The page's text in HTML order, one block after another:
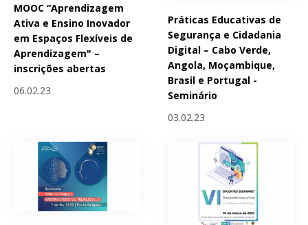
MOOC “Aprendizagem
Ativa e Ensino Inovador
em Espaços Flexíveis de
Aprendizagem" –
inscrições abertas
06.02.23
Práticas Educativas de
Segurança e Cidadania
Digital – Cabo Verde,
Angola, Moçambique,
Brasil e Portugal -
Seminário
03.02.23